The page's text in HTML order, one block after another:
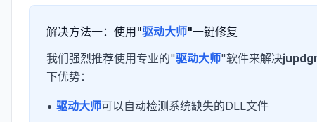
解决方法一：使用"驱动大师"一键修复
我们强烈推荐使用专业的"驱动大师"软件来解决
下优势：
• 驱动大师可以自动检测系统缺失的DLL文件